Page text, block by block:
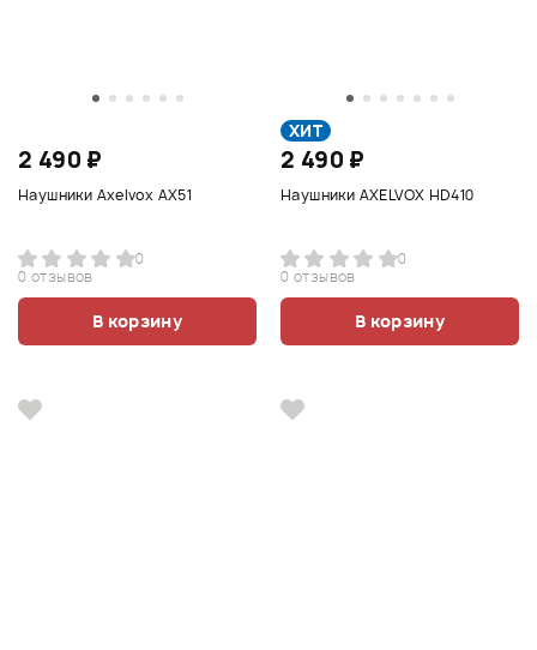
2 490 ₽
Наушники Axelvox AX51
0
0 отзывов
В корзину
ХИТ
2 490 ₽
Наушники AXELVOX HD410
0
0 отзывов
В корзину